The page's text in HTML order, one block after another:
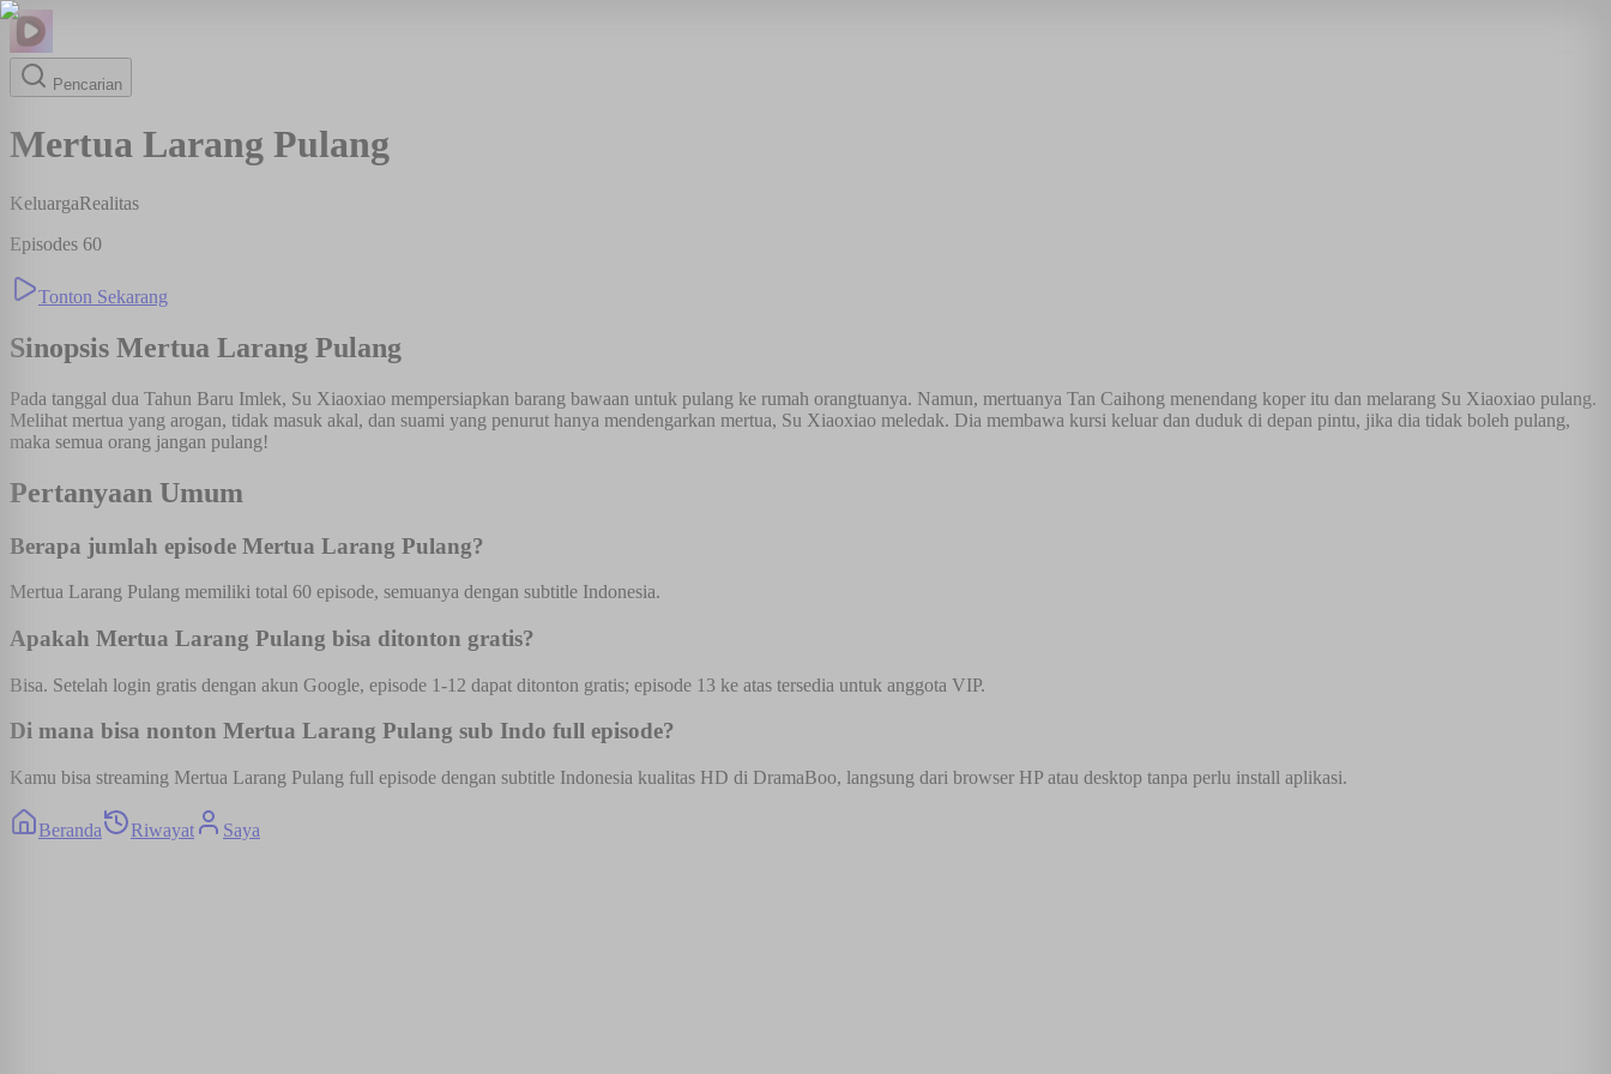
Pencarian
Mertua Larang Pulang
KeluargaRealitas
Episodes 60
Tonton Sekarang
Sinopsis Mertua Larang Pulang
Pada tanggal dua Tahun Baru Imlek, Su Xiaoxiao mempersiapkan barang bawaan untuk pulang ke rumah orangtuanya. Namun, mertuanya Tan Caihong menendang koper itu dan melarang Su Xiaoxiao pulang.
Melihat mertua yang arogan, tidak masuk akal, dan suami yang penurut hanya mendengarkan mertua, Su Xiaoxiao meledak. Dia membawa kursi keluar dan duduk di depan pintu, jika dia tidak boleh pulang,
maka semua orang jangan pulang!
Pertanyaan Umum
Berapa jumlah episode Mertua Larang Pulang?
Mertua Larang Pulang memiliki total 60 episode, semuanya dengan subtitle Indonesia.
Apakah Mertua Larang Pulang bisa ditonton gratis?
Bisa. Setelah login gratis dengan akun Google, episode 1-12 dapat ditonton gratis; episode 13 ke atas tersedia untuk anggota VIP.
Di mana bisa nonton Mertua Larang Pulang sub Indo full episode?
Kamu bisa streaming Mertua Larang Pulang full episode dengan subtitle Indonesia kualitas HD di DramaBoo, langsung dari browser HP atau desktop tanpa perlu install aplikasi.
Beranda Riwayat Saya